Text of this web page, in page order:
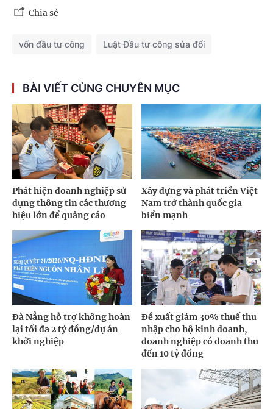
Chia sẻ
vốn đầu tư công Luật Đầu tư công sửa đổi
BÀI VIẾT CÙNG CHUYÊN MỤC
Phát hiện doanh nghiệp sử
dụng thông tin các thương
hiệu lớn để quảng cáo
Xây dựng và phát triển Việt
Nam trở thành quốc gia
biển mạnh
Đà Nẵng hỗ trợ không hoàn
lại tối đa 2 tỷ đồng/dự án
khởi nghiệp
Đề xuất giảm 30% thuế thu
nhập cho hộ kinh doanh,
doanh nghiệp có doanh thu
đến 10 tỷ đồng